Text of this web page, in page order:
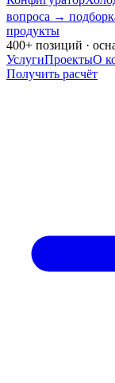
вопроса →
продукты
400+ позиций ·
УслугиПроектыО
Получить расчёт